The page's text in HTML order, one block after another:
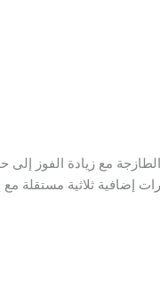
مع زيادة الفوز إلى